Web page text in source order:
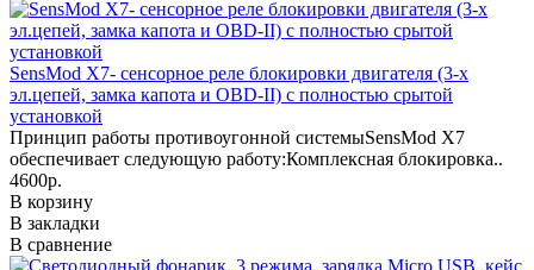
SensMod X7- сенсорное реле блокировки двигателя (3-х
эл.цепей, замка капота и OBD-II) с полностью срытой
установкой
Принцип работы противоугонной системыSensMod X7
обеспечивает следующую работу:Комплексная блокировка..
4600р.
В корзину
В закладки
В сравнение